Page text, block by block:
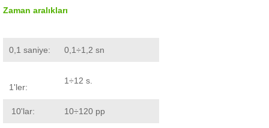
Zaman aralıkları
0,1 saniye: 0,1÷1,2 sn
1'ler:
1÷12 s.
10'lar: 10÷120 pp